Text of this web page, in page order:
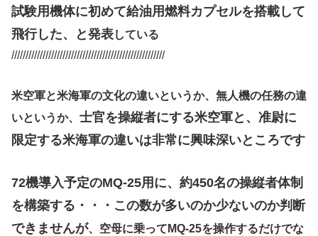
試験用機体に初めて給油用燃料カプセルを搭載して
飛行した、と発表している
//////////////////////////////////////////////////////
米空軍と米海軍の文化の違いというか、無人機の任務の違
いというか、 士官を操縦者にする米空軍と、准尉に
限定する米海軍の違いは非常に興味深いところです
72機導入予定のMQ-25用に、約450名の操縦者体制
を構築する・・・この数が多いのか少ないのか判断
できませんが、空母に乗ってMQ-25を操作するだけでな